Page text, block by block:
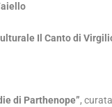
Il Canto di
di Parthenope”,